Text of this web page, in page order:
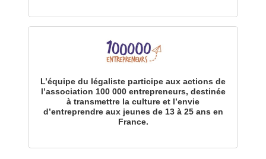
L’équipe du légaliste participe aux actions de
l’association 100 000 entrepreneurs, destinée
à transmettre la culture et l’envie
d’entreprendre aux jeunes de 13 à 25 ans en
France.